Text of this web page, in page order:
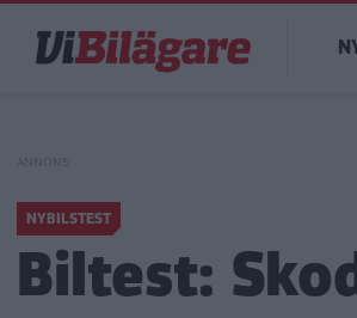
huvudinnehåll
NYBILSTEST
Biltest: